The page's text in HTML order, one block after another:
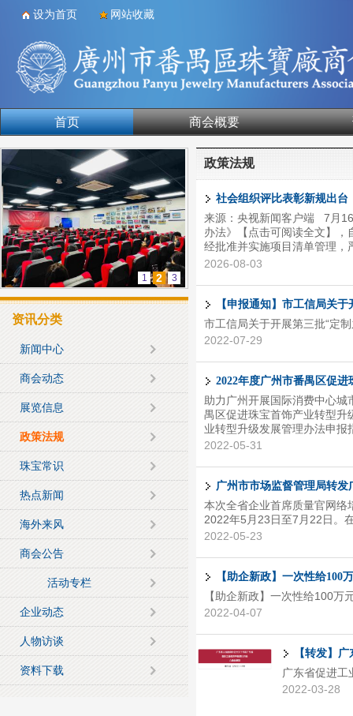
设为首页 网站收藏
首页 商会概要
合作单位
1 2 3
资讯分类
新闻中心
商会动态
展览信息
政策法规
珠宝常识
热点新闻
海外来风
商会公告
活动专栏
企业动态
人物访谈
资料下载
政策法规
社会组织评比表彰新规出台
来源：央视新闻客户端 7月
办法》【点击可阅读全文】
经批准并实施项目清单管理，
比表彰项目进行审核和管理
等方面具有积极作用和重要意
一次。 新《办法》明确了九
名称、活动周期、评选范围、
2026-08-03
【申报通知】市工信局关
市工信局关于开展第三批“定
2022-07-29
2022年度广州市番禺区促
助力广州开展国际消费中心
禺区促进珠宝首饰产业转型
业转型升级发展管理办法申报
2022-05-31
广州市市场监督管理局转发
本次全省企业首席质量官网
2022年5月23日至7月22日。
2022-05-23
【助企新政】一次性给100
【助企新政】一次性给100万
2022-04-07
【转发】
广东省促进工
2022-03-28